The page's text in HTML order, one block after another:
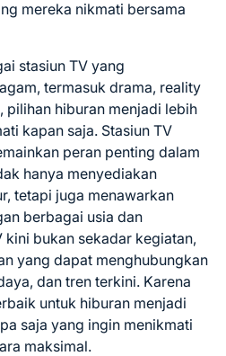
mereka nikmati bersama
stasiun TV yang
termasuk drama, reality
pilihan hiburan menjadi lebih
kapan saja. Stasiun TV
peran penting dalam
hanya menyediakan
tetapi juga menawarkan
berbagai usia dan
bukan sekadar kegiatan,
yang dapat menghubungkan
dan tren terkini. Karena
untuk hiburan menjadi
saja yang ingin menikmati
maksimal.